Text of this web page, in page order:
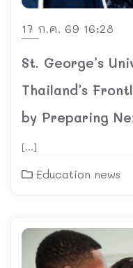
17 ก.ค. 69 16:28
St. George’s
Thailand’s
by Preparing
Emergency
[…]
Education news